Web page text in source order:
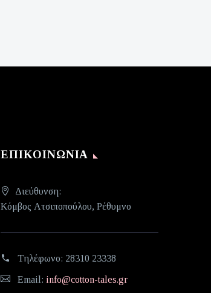
ΕΠΙΚΟΙΝΩΝΊΑ
Διεύθυνση:
Κόμβος Ατσιποπούλου, Ρέθυμνο
Τηλέφωνο: 28310 23338
Email: info@cotton-tales.gr